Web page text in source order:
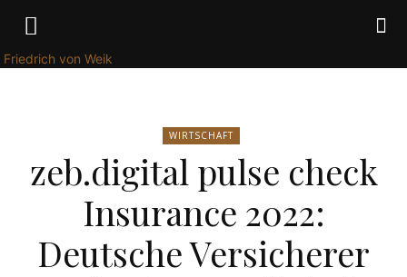
Friedrich von Weik
WIRTSCHAFT
zeb.digital pulse check
Insurance 2022:
Deutsche Versicherer